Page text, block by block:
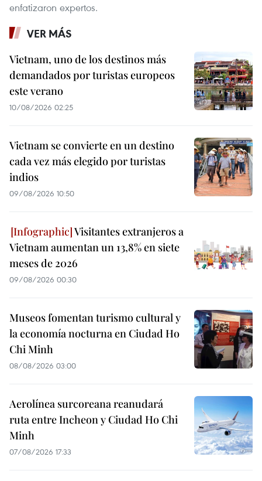
enfatizaron expertos.
VER MÁS
Vietnam, uno de los destinos más
demandados por turistas europeos
este verano
10/08/2026 02:25
Vietnam se convierte en un destino
cada vez más elegido por turistas
indios
09/08/2026 10:50
Visitantes extranjeros a
Vietnam aumentan un 13,8% en siete
meses de 2026
09/08/2026 00:30
Museos fomentan turismo cultural y
la economía nocturna en Ciudad Ho
Chi Minh
08/08/2026 03:00
Aerolínea surcoreana reanudará
ruta entre Incheon y Ciudad Ho Chi
Minh
07/08/2026 17:33